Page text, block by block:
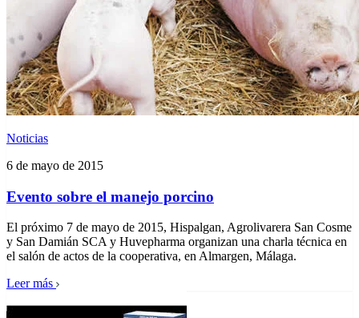
Noticias
6 de mayo de 2015
Evento sobre el manejo porcino
El próximo 7 de mayo de 2015, Hispalgan, Agrolivarera San Cosme
y San Damián SCA y Huvepharma organizan una charla técnica en
el salón de actos de la cooperativa, en Almargen, Málaga.
Leer más